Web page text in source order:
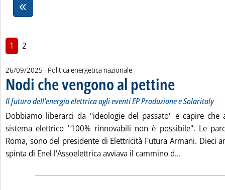
1 2
26/09/2025 - Politica energetica nazionale
Nodi che vengono al pettine
Il futuro dell'energia elettrica agli eventi EP Produzione e Solaritaly
Dobbiamo liberarci da "ideologie del passato" e capire che
sistema elettrico "100% rinnovabili non è possibile". Le
Roma, sono del presidente di Elettricità Futura Armani. Dieci
spinta di Enel l'Assoelettrica avviava il cammino d...